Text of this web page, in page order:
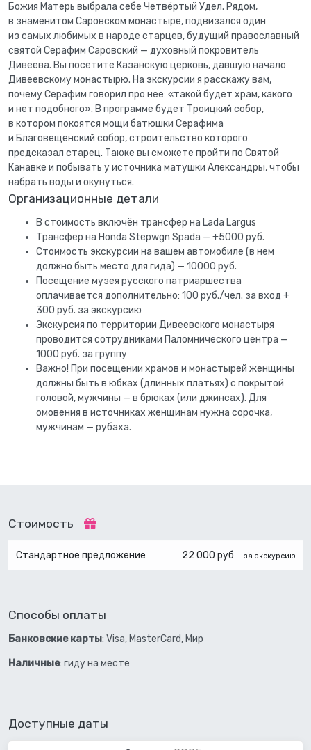
Божия Матерь выбрала себе Четвёртый Удел. Рядом,
в знаменитом Саровском монастыре, подвизался один
из самых любимых в народе старцев, будущий православный
святой Серафим Саровский — духовный покровитель
Дивеева. Вы посетите Казанскую церковь, давшую начало
Дивеевскому монастырю. На экскурсии я расскажу вам,
почему Серафим говорил про нее: «такой будет храм, какого
и нет подобного». В программе будет Троицкий собор,
в котором покоятся мощи батюшки Серафима
и Благовещенский собор, строительство которого
предсказал старец. Также вы сможете пройти по Святой
Канавке и побывать у источника матушки Александры, чтобы
набрать воды и окунуться.
Организационные детали
В стоимость включён трансфер на Lada Largus
Трансфер на Honda Stepwgn Spada — +5000 руб.
Стоимость экскурсии на вашем автомобиле (в нем
должно быть место для гида) — 10000 руб.
Посещение музея русского патриаршества
оплачивается дополнительно: 100 руб./чел. за вход +
300 руб. за экскурсию
Экскурсия по территории Дивеевского монастыря
проводится сотрудниками Паломнического центра —
1000 руб. за группу
Важно! При посещении храмов и монастырей женщины
должны быть в юбках (длинных платьях) с покрытой
головой, мужчины — в брюках (или джинсах). Для
омовения в источниках женщинам нужна сорочка,
мужчинам — рубаха.
Стоимость
Стандартное предложение 22 000 руб за экскурсию
Способы оплаты
Банковские карты: Visa, MasterCard, Мир
Наличные: гиду на месте
Доступные даты